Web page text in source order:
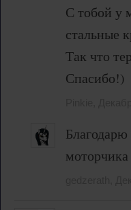
С тобой у
стальные
Так что
Спасибо!)